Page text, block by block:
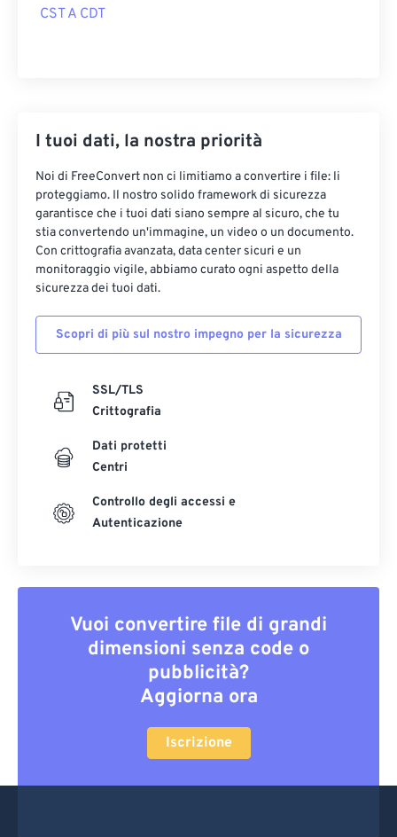
CST A CDT
I tuoi dati, la nostra priorità
Noi di FreeConvert non ci limitiamo a convertire i file: li
proteggiamo. Il nostro solido framework di sicurezza
garantisce che i tuoi dati siano sempre al sicuro, che tu
stia convertendo un'immagine, un video o un documento.
Con crittografia avanzata, data center sicuri e un
monitoraggio vigile, abbiamo curato ogni aspetto della
sicurezza dei tuoi dati.
Scopri di più sul nostro impegno per la sicurezza
SSL/TLS
Crittografia
Dati protetti
Centri
Controllo degli accessi e
Autenticazione
Vuoi convertire file di grandi
dimensioni senza code o
pubblicità?
Aggiorna ora
Iscrizione